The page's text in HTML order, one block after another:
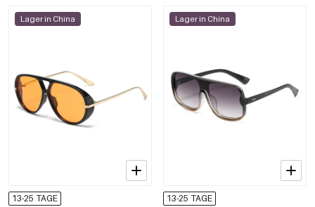
Lager in China
13-25 TAGE
Lager in China
13-25 TAGE